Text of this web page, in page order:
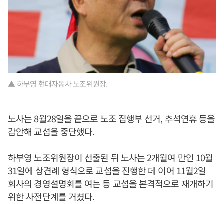
▲ 하부영 현대자동차 노조위원장.
노사는 8월28일을 끝으로 노조 집행부 선거, 추석연휴 등을
감안해 교섭을 중단했다.
하부영 노조위원장이 선출된 뒤 노사는 2개월여 만인 10월
31일에 상견례 형식으로 교섭을 진행한 데 이어 11월2일
회사의 경영설명회를 여는 등 교섭을 본격적으로 재개하기
위한 사전단계를 거쳤다.